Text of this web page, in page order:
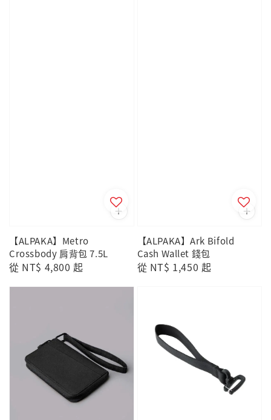
【ALPAKA】Metro
Crossbody 肩背包 7.5L
Regular
從 NT$ 4,800 起
【ALPAKA】Ark Bifold
Cash Wallet 錢包
Regular
從 NT$ 1,450 起